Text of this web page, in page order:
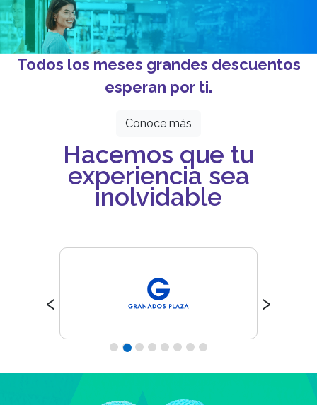
Todos los meses grandes descuentos
esperan por ti.
Conoce más
Hacemos que tu
experiencia sea
inolvidable
‹ ›